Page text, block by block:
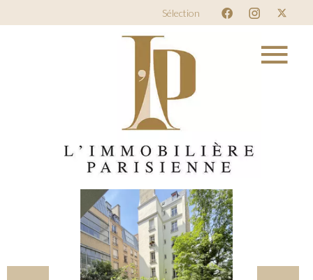
Sélection